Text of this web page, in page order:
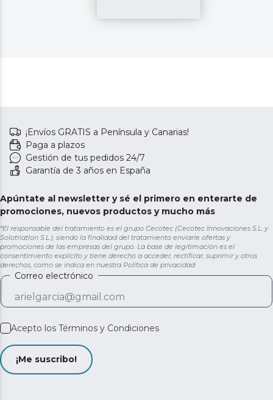
¡Envíos GRATIS a Península y Canarias!
Paga a plazos
Gestión de tus pedidos 24/7
Garantía de 3 años en España
Apúntate al newsletter y sé el primero en enterarte de
promociones, nuevos productos y mucho más
*El responsable del tratamiento es el grupo Cecotec (Cecotec Innovaciones S.L. y
Solotriatlon S.L.), siendo la finalidad del tratamiento enviarle ofertas y
promociones de las empresas del grupo. La base de legitimación es el
consentimiento explícito y tiene derecho a acceder, rectificar, suprimir y otros
derechos, como se indica en nuestra Política de privacidad
Correo electrónico
Acepto los Términos y Condiciones
¡Me suscribo!